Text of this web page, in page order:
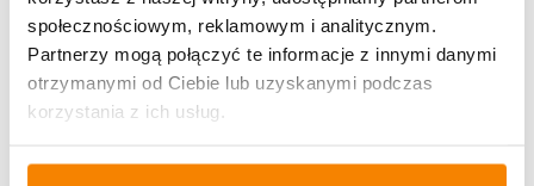
społecznościowym, reklamowym i analitycznym.
Partnerzy mogą połączyć te informacje z innymi danymi
otrzymanymi od Ciebie lub uzyskanymi podczas
korzystania z ich usług.
5,90zł